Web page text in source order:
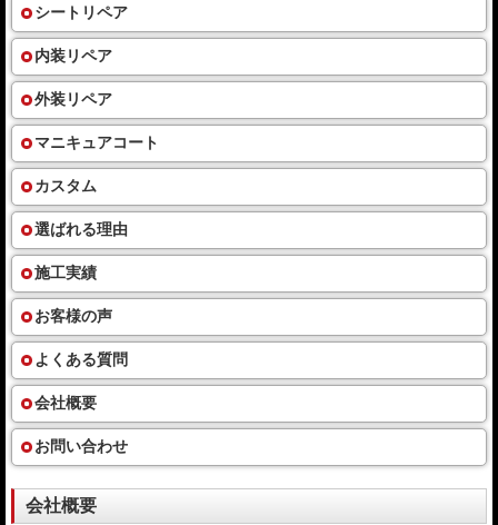
シートリペア
内装リペア
外装リペア
マニキュアコート
カスタム
選ばれる理由
施工実績
お客様の声
よくある質問
会社概要
お問い合わせ
会社概要